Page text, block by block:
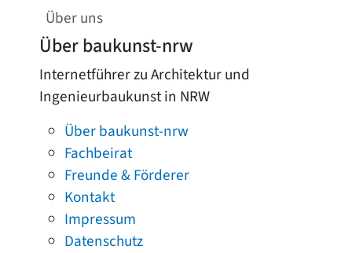
Über uns
Über baukunst-nrw
Internetführer zu Architektur und
Ingenieurbaukunst in NRW
Über baukunst-nrw
Fachbeirat
Freunde & Förderer
Kontakt
Impressum
Datenschutz